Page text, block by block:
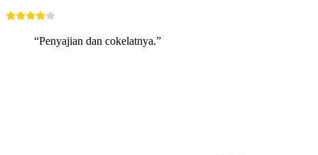
“Penyajian dan cokelatnya.”